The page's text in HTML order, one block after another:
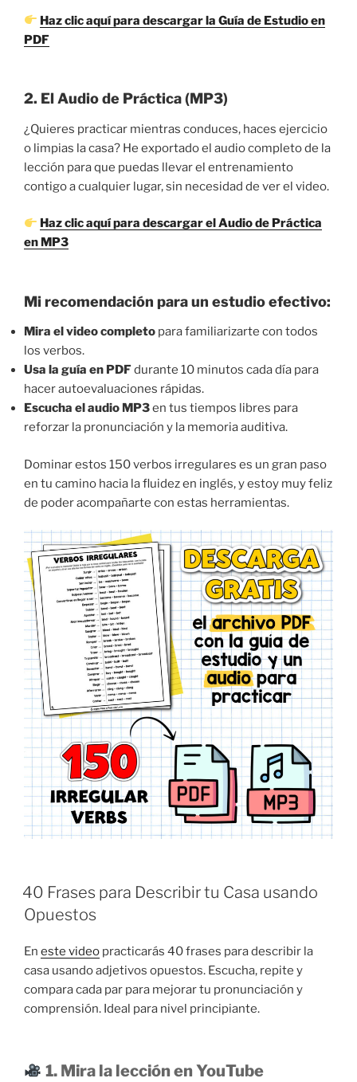
Haz clic aquí para descargar la Guía de Estudio en
PDF
2. El Audio de Práctica (MP3)
¿Quieres practicar mientras conduces, haces ejercicio
o limpias la casa? He exportado el audio completo de la
lección para que puedas llevar el entrenamiento
contigo a cualquier lugar, sin necesidad de ver el video.
Haz clic aquí para descargar el Audio de Práctica
en MP3
Mi recomendación para un estudio efectivo:
Mira el video completo para familiarizarte con todos
los verbos.
Usa la guía en PDFdurante 10 minutos cada día para
hacer autoevaluaciones rápidas.
Escucha el audio MP3en tus tiempos libres para
reforzar la pronunciación y la memoria auditiva.
Dominar estos 150 verbos irregulares es un gran paso
en tu camino hacia la fluidez en inglés, y estoy muy feliz
de poder acompañarte con estas herramientas.
40 Frases para Describir tu Casa usando
Opuestos
En este video practicarás 40 frases para describir la
casa usando adjetivos opuestos. Escucha, repite y
compara cada par para mejorar tu pronunciación y
comprensión. Ideal para nivel principiante.
1. Mira la lección en YouTube